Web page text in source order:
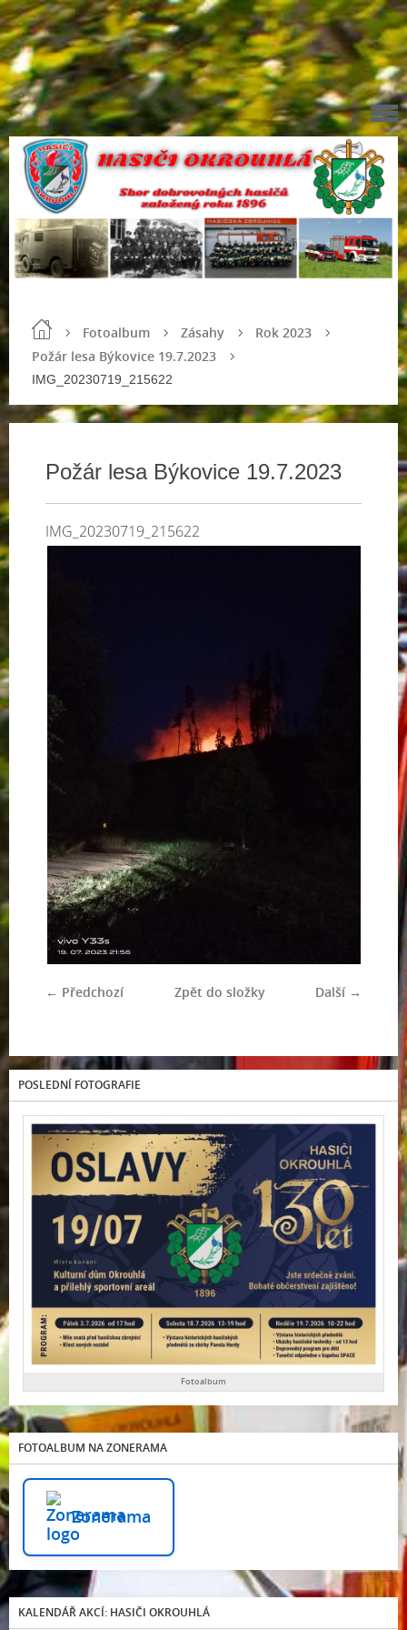
Fotoalbum Zásahy
Rok 2023
Požár lesa Býkovice 19.7.2023
IMG_20230719_215622
Požár lesa Býkovice 19.7.2023
IMG_20230719_215622
← Předchozí Další →
Zpět do složky
POSLEDNÍ FOTOGRAFIE
Fotoalbum
FOTOALBUM NA ZONERAMA
Zonerama
KALENDÁŘ AKCÍ: HASIČI OKROUHLÁ